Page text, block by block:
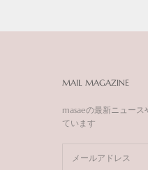
MAIL MAGAZINE
masaeの最新ニュー
ています